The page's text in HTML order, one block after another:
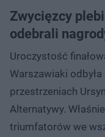
Zwycięzcy
odebrali
Uroczystość
Warszawiaki
przestrzeniach
Alternatywy.
triumfatorów we